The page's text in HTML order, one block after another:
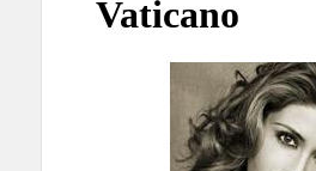
Vaticano